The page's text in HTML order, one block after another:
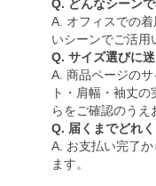
Q. どんなシーン
A. オフィスでの
いシーンでご活用
Q. サイズ選びに
A. 商品ページの
ト・肩幅・袖丈
らをご確認のうえ
Q. 届くまでどれ
A. お支払い完了
ます。